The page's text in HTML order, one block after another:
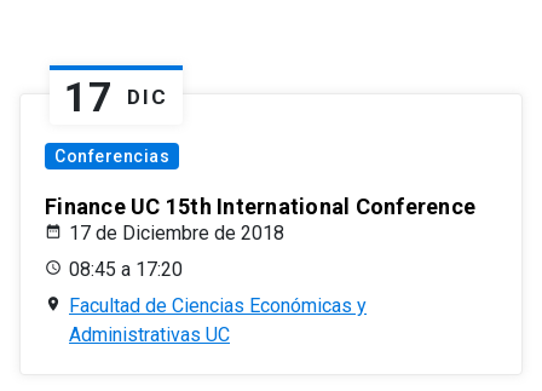
17 DIC
Conferencias
Finance UC 15th International Conference
17 de Diciembre de 2018
08:45 a 17:20
Facultad de Ciencias Económicas y
Administrativas UC